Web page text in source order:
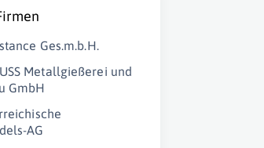
Ges.m.b.H.
Metallgießerei und
GmbH
AG